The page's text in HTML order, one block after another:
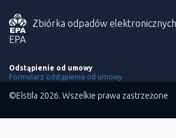
Zbiórka odpadów
EPA
Odstąpienie od umowy
Formularz odstąpienia od umowy
©Elstila 2026. Wszelkie prawa zastrzeżone